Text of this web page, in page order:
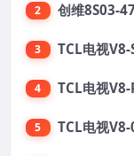
2 创维8S03-
3
4
5